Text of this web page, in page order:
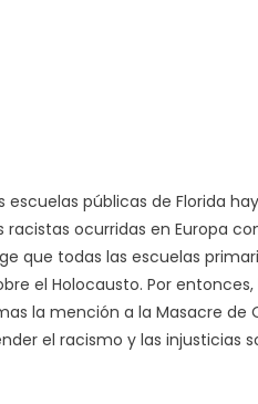
escuelas públicas de Florida
ocurridas en Europa
que todas las escuelas
el Holocausto. Por
la mención a la Masacre de
el racismo y las injusticias